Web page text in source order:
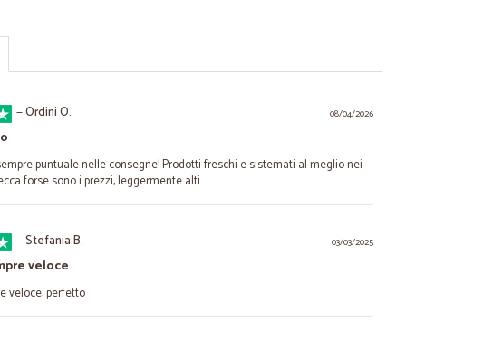
08/04/2026
—Ordini O.
puntuale nelle consegne! Prodotti freschi e sistemati al meglio nei
forse sono i prezzi, leggermente alti
03/03/2025
—Stefania B.
veloce
veloce, perfetto